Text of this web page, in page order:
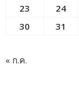
23
24
30
31
« ก.ค.